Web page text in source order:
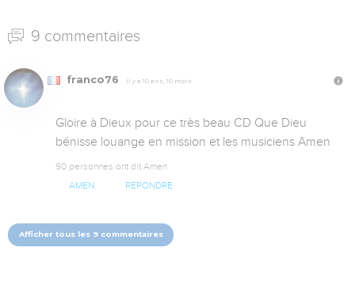
9 commentaires
franco76 Il y a 10 ans, 10 mois
Gloire à Dieux pour ce très beau CD Que Dieu
bénisse louange en mission et les musiciens Amen
90 personnes ont dit Amen
AMEN RÉPONDRE
Afficher tous les 9 commentaires